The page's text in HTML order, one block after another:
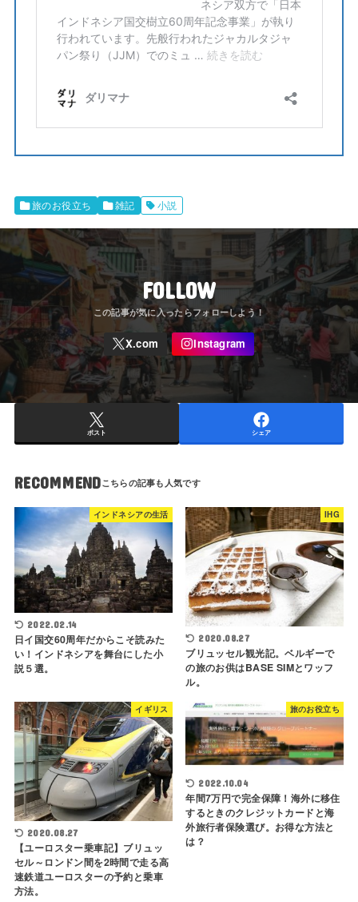
旅のお役立ち 雑記 小説
FOLLOW
ポスト シェア
RECOMMEND
インドネシアの生活
2022.02.14
日イ国交60周年だからこそ読みた
い！インドネシアを舞台にした小
説５選。
IHG
2020.08.27
ブリュッセル観光記。ベルギーで
の旅のお供はBASE SIMとワッフ
ル。
イギリス
2020.08.27
【ユーロスター乗車記】ブリュッ
セル～ロンドン間を2時間で走る高
速鉄道ユーロスターの予約と乗車
方法。
旅のお役立ち
2022.10.04
年間7万円で完全保障！海外に移住
するときのクレジットカードと海
外旅行者保険選び。お得な方法と
は？